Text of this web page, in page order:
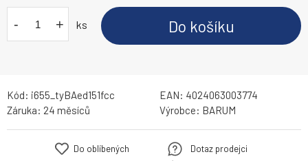
- + ks Do košíku
Kód: i655_tyBAed151fcc EAN: 4024063003774
Záruka: 24 měsíců Výrobce: BARUM
Do oblíbených
Dotaz prodejci